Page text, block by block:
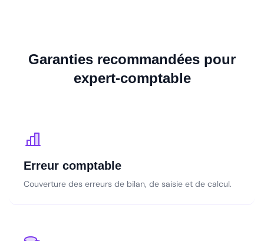
Garanties recommandées pour
expert-comptable
Erreur comptable
Couverture des erreurs de bilan, de saisie et de calcul.